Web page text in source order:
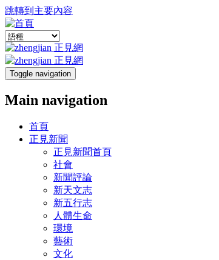
跳轉到主要內容
Toggle navigation
Main navigation
首頁
正見新聞
正見新聞首頁
社會
新聞評論
新天文志
新五行志
人體生命
環境
藝術
文化